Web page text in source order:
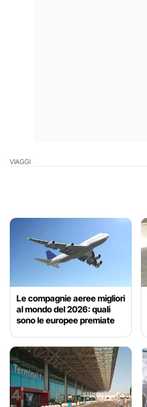
VIAGGI
Le compagnie aeree migliori
al mondo del 2026: quali
sono le europee premiate